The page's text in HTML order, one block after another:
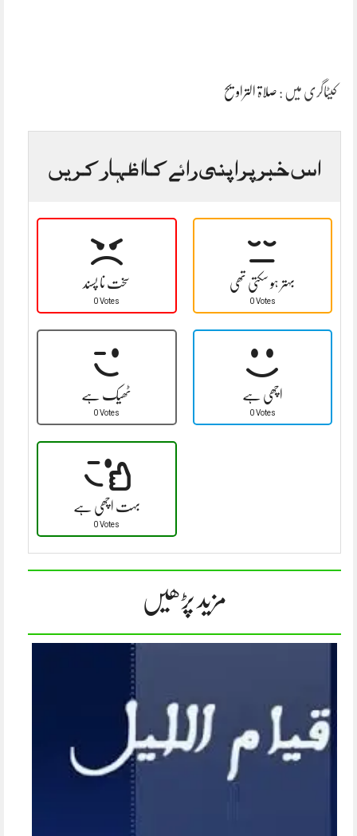
کیٹاگری میں : صلاۃ التراویح
اس خبر پر اپنی رائے کا اظہار کریں
سخت نا پسند
0 Votes
بہتر ہو سکتی تھی
0 Votes
ٹھیک ہے
0 Votes
اچھی ہے
0 Votes
بہت اچھی ہے
0 Votes
مزید پڑھیں